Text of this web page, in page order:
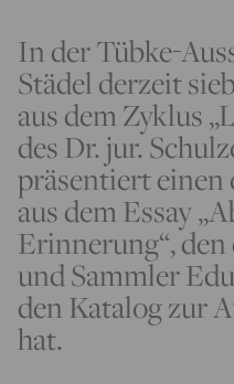
In der Tübke-
Städel derzeit
aus dem Zyklus
des Dr. jur.
präsentiert einen
aus dem Essay
Erinnerung“,
und Sammler
den Katalog zur
hat.